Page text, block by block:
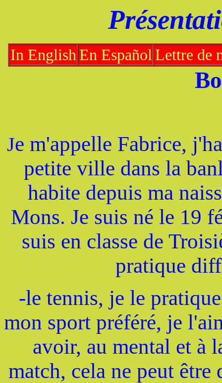
In English En Español Lettre de
Je m'appelle Fabrice,
petite ville dans la
habite depuis ma
Mons. Je suis né le 19
suis en classe de
pratique
-le tennis, je le
mon sport préféré, je
avoir, au mental et à
match, cela ne peut être